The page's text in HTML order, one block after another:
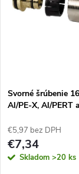
Svorné šrúbenie
Al/PE-X, Al/PERT
€5,97 bez DPH
€7,34
Skladom >20 ks